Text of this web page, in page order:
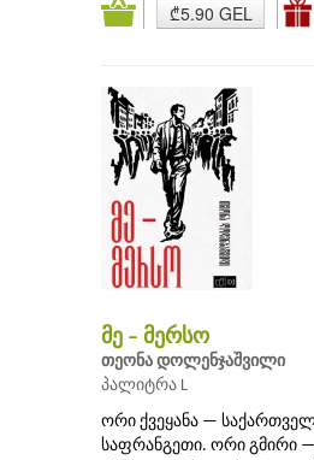
₾5.90 GEL
მე – მერსო
თეონა დოლენჯაშვილი
პალიტრა L
ორი ქვეყანა —
საფრანგეთი. ორი გმირი